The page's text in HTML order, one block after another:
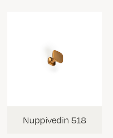
Nuppivedin 518